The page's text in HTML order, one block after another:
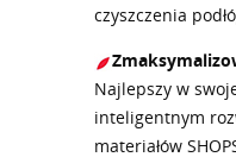
czyszczenia
Najlepszy w
inteligentnym
materiałów